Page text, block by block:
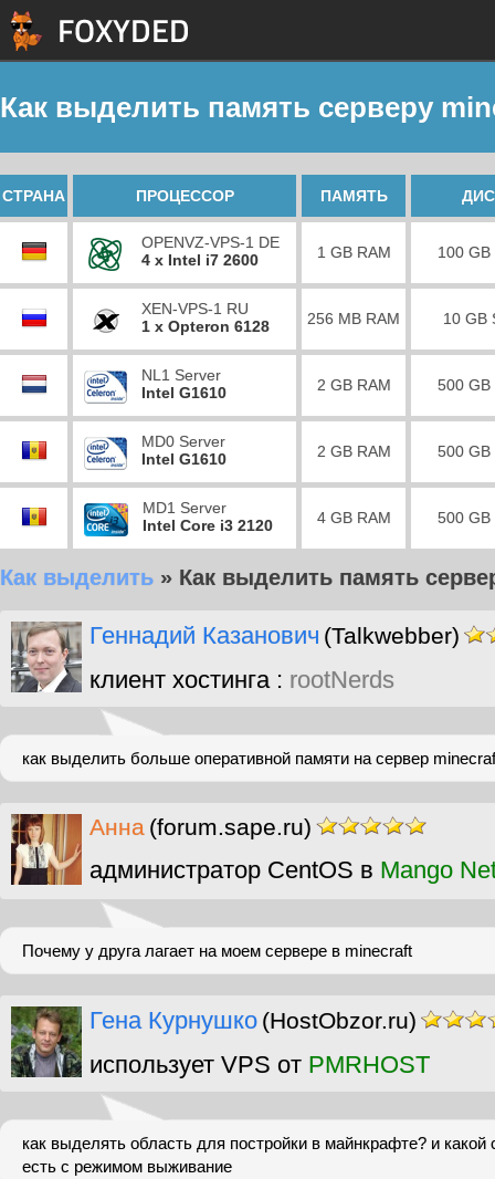
Как выделить память серверу
СТРАНА ПРОЦЕССОР ПАМЯТЬ
OPENVZ-VPS-1 DE
4 x Intel i7 2600
1 GB RAM 100 GB
XEN-VPS-1 RU
1 x Opteron 6128
256 MB RAM 10 GB
NL1 Server
Intel G1610
2 GB RAM 500 GB
MD0 Server
Intel G1610
2 GB RAM 500 GB
MD1 Server
Intel Core i3 2120
4 GB RAM 500 GB
Как выделить » Как выделить память
Геннадий Казанович (Talkwebber)
клиент хостинга : rootNerds
как выделить больше оперативной памяти на сервер
Анна (forum.sape.ru)
администратор CentOS в Mango
Почему у друга лагает на моем сервере в minecraft
Гена Курнушко (HostObzor.ru)
использует VPS от PMRHOST
как выделять область для постройки в майнкрафте? и какой
есть с режимом выживание